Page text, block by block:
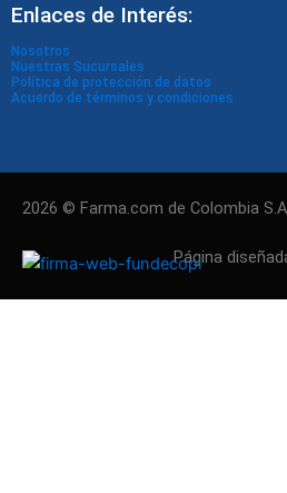
m
Enlaces de Interés:
Nosotros
Nuestras Sucursales
Política de protección de datos
Acuerdo de términos y condiciones
2026 © Farma.com de Colombia
Página